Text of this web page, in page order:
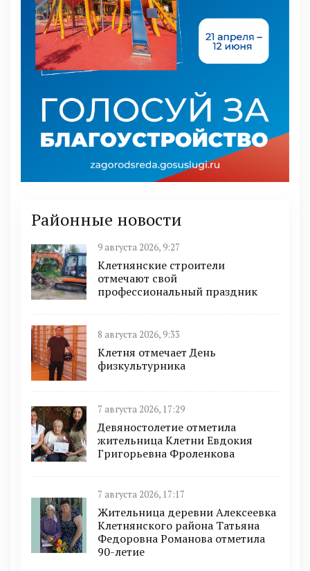
Районные новости
9 августа 2026, 9:27
Клетнянские строители
отмечают свой
профессиональный праздник
8 августа 2026, 9:33
Клетня отмечает День
физкультурника
7 августа 2026, 17:29
Девяностолетие отметила
жительница Клетни Евдокия
Григорьевна Фроленкова
7 августа 2026, 17:17
Жительница деревни Алексеевка
Клетнянского района Татьяна
Федоровна Романова отметила
90-летие